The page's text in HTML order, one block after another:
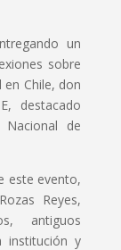
un
sobre
Chile, don
destacado
de
este evento,
Reyes,
antiguos
institución y